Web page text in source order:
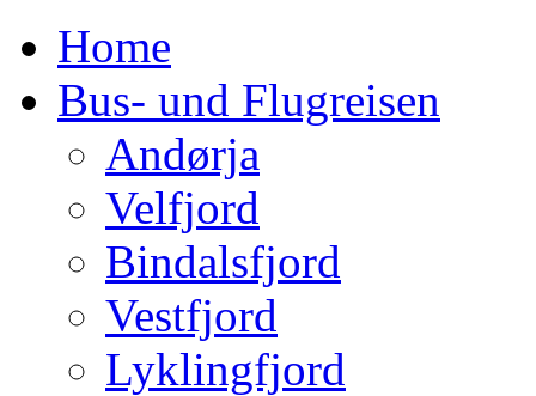
Home
Bus- und Flugreisen
Andørja
Velfjord
Bindalsfjord
Vestfjord
Lyklingfjord